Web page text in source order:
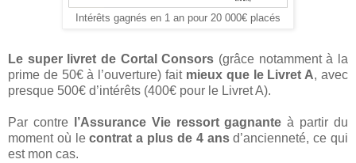
Intérêts gagnés en 1 an pour 20 000€ placés
Le super livret de Cortal Consors (grâce notamment à la
prime de 50€ à l’ouverture) fait mieux que le Livret A, avec
presque 500€ d’intérêts (400€ pour le Livret A).
Par contre l’Assurance Vie ressort gagnante à partir du
moment où lecontrat a plus de 4 ansd’ancienneté, ce qui
est mon cas.